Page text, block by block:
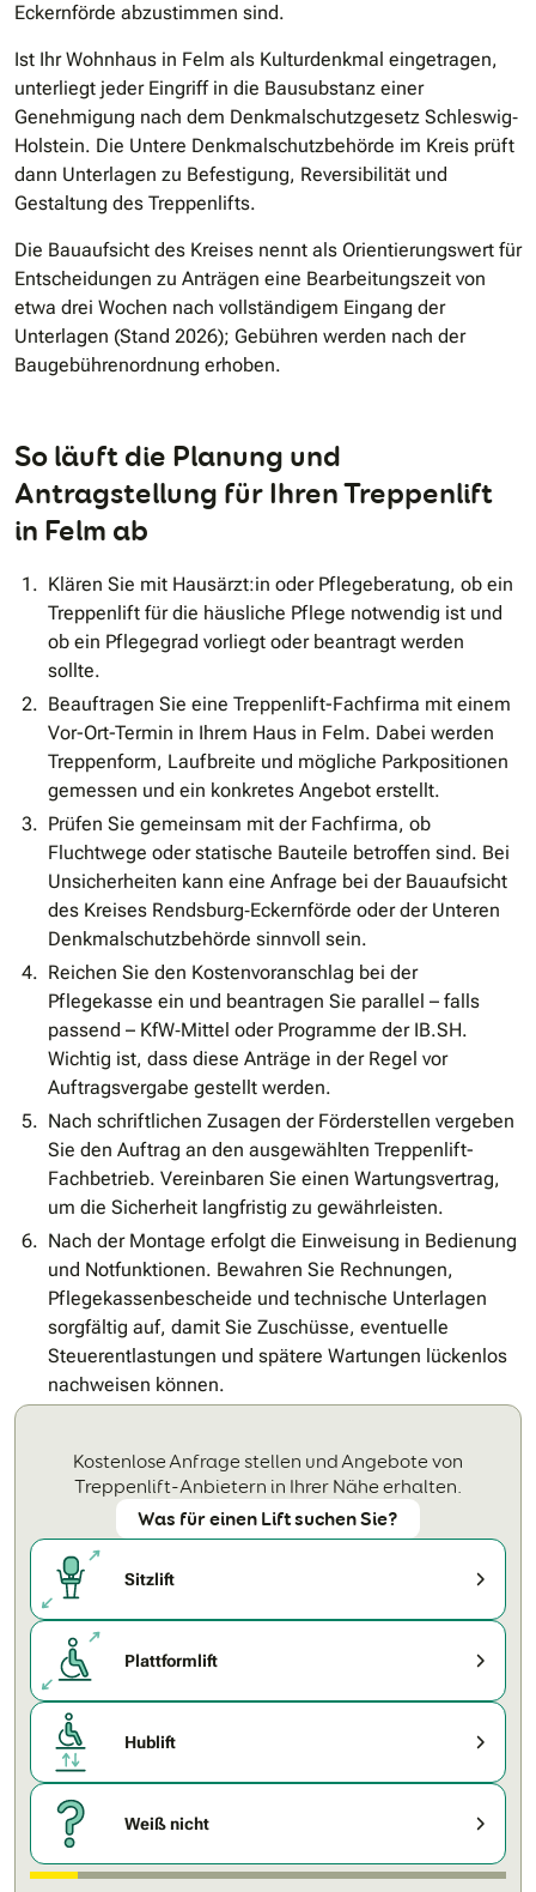
Eckernförde abzustimmen sind.
Ist Ihr Wohnhaus in Felm als Kulturdenkmal eingetragen,
unterliegt jeder Eingriff in die Bausubstanz einer
Genehmigung nach dem Denkmalschutzgesetz Schleswig‐
Holstein. Die Untere Denkmalschutzbehörde im Kreis prüft
dann Unterlagen zu Befestigung, Reversibilität und
Gestaltung des Treppenlifts.
Die Bauaufsicht des Kreises nennt als Orientierungswert für
Entscheidungen zu Anträgen eine Bearbeitungszeit von
etwa drei Wochen nach vollständigem Eingang der
Unterlagen (Stand 2026); Gebühren werden nach der
Baugebührenordnung erhoben.
So läuft die Planung und
Antragstellung für Ihren Treppenlift
in Felm ab
Klären Sie mit Hausärzt:in oder Pflegeberatung, ob ein
Treppenlift für die häusliche Pflege notwendig ist und
ob ein Pflegegrad vorliegt oder beantragt werden
sollte.
Beauftragen Sie eine Treppenlift-Fachfirma mit einem
Vor-Ort-Termin in Ihrem Haus in Felm. Dabei werden
Treppenform, Laufbreite und mögliche Parkpositionen
gemessen und ein konkretes Angebot erstellt.
Prüfen Sie gemeinsam mit der Fachfirma, ob
Fluchtwege oder statische Bauteile betroffen sind. Bei
Unsicherheiten kann eine Anfrage bei der Bauaufsicht
des Kreises Rendsburg‐Eckernförde oder der Unteren
Denkmalschutzbehörde sinnvoll sein.
Reichen Sie den Kostenvoranschlag bei der
Pflegekasse ein und beantragen Sie parallel – falls
passend – KfW‐Mittel oder Programme der IB.SH.
Wichtig ist, dass diese Anträge in der Regel vor
Auftragsvergabe gestellt werden.
Nach schriftlichen Zusagen der Förderstellen vergeben
Sie den Auftrag an den ausgewählten Treppenlift-
Fachbetrieb. Vereinbaren Sie einen Wartungsvertrag,
um die Sicherheit langfristig zu gewährleisten.
Nach der Montage erfolgt die Einweisung in Bedienung
und Notfunktionen. Bewahren Sie Rechnungen,
Pflegekassenbescheide und technische Unterlagen
sorgfältig auf, damit Sie Zuschüsse, eventuelle
Steuerentlastungen und spätere Wartungen lückenlos
nachweisen können.
Kostenlose Anfrage stellen und Angebote von
Treppenlift-Anbietern in Ihrer Nähe erhalten.
Was für einen Lift suchen Sie?
Sitzlift
Plattformlift
Hublift
Weiß nicht